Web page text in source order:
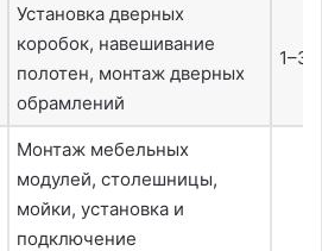
Установка дверных
коробок, навешивание
полотен, монтаж дверных
обрамлений
1–3
Монтаж мебельных
модулей, столешницы,
мойки, установка и
подключение